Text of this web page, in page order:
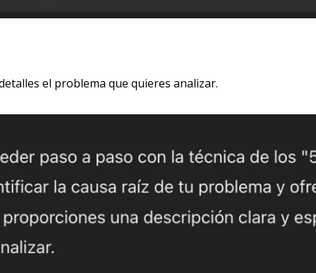
el problema que quieres analizar.